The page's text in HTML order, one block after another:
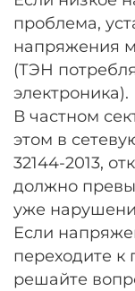
проблема,
напряжения
(ТЭН
электроника).
В частном
этом в
32144-2013,
должно
уже
Если
переходите
решайте